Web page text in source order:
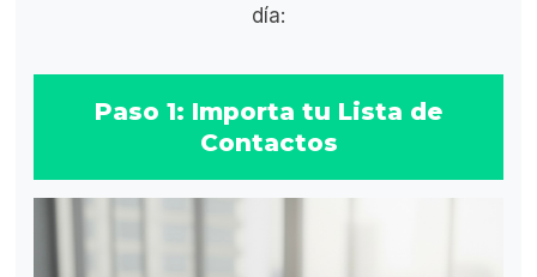
día:
Paso 1: Importa tu Lista de
Contactos